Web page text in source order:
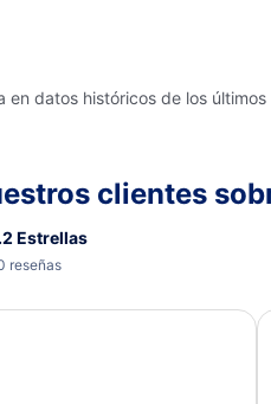
en datos históricos de los
clientes
Estrellas
reseñas